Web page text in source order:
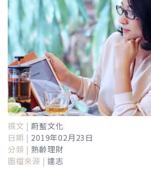
撰文 | 蔚藍文化
日期 | 2019年02月23日
分類 | 熟齡理財
圖檔來源 | 達志